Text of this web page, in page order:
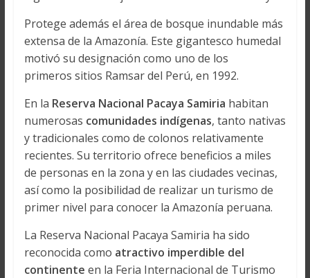
Protege además el área de bosque inundable más
extensa de la Amazonía. Este gigantesco humedal
motivó su designación como uno de los
primeros sitios Ramsar del Perú, en 1992.
En la Reserva Nacional Pacaya Samiria habitan
numerosas comunidades indígenas, tanto nativas
y tradicionales como de colonos relativamente
recientes. Su territorio ofrece beneficios a miles
de personas en la zona y en las ciudades vecinas,
así como la posibilidad de realizar un turismo de
primer nivel para conocer la Amazonía peruana.
La Reserva Nacional Pacaya Samiria ha sido
reconocida como atractivo imperdible del
continente en la Feria Internacional de Turismo